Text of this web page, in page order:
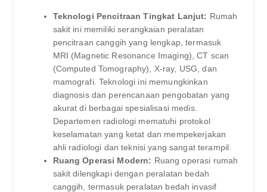
Teknologi Pencitraan Tingkat Lanjut: Rumah
sakit ini memiliki serangkaian peralatan
pencitraan canggih yang lengkap, termasuk
MRI (Magnetic Resonance Imaging), CT scan
(Computed Tomography), X-ray, USG, dan
mamografi. Teknologi ini memungkinkan
diagnosis dan perencanaan pengobatan yang
akurat di berbagai spesialisasi medis.
Departemen radiologi mematuhi protokol
keselamatan yang ketat dan mempekerjakan
ahli radiologi dan teknisi yang sangat terampil.
Ruang Operasi Modern: Ruang operasi rumah
sakit dilengkapi dengan peralatan bedah
canggih, termasuk peralatan bedah invasif